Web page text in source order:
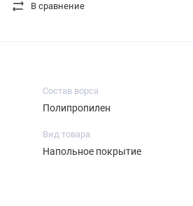
В сравнение
Состав ворса
Полипропилен
Вид товара
Напольное покрытие